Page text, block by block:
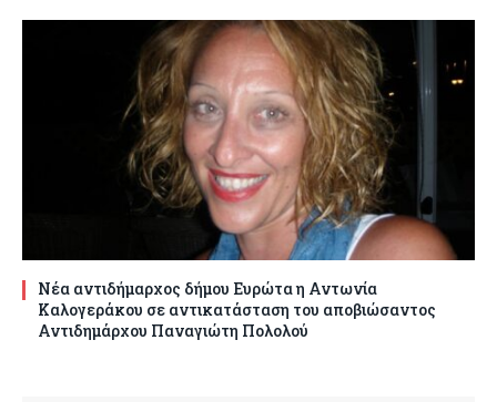
Νέα αντιδήμαρχος δήμου Ευρώτα η Αντωνία
Καλογεράκου σε αντικατάσταση του αποβιώσαντος
Αντιδημάρχου Παναγιώτη Πολολού